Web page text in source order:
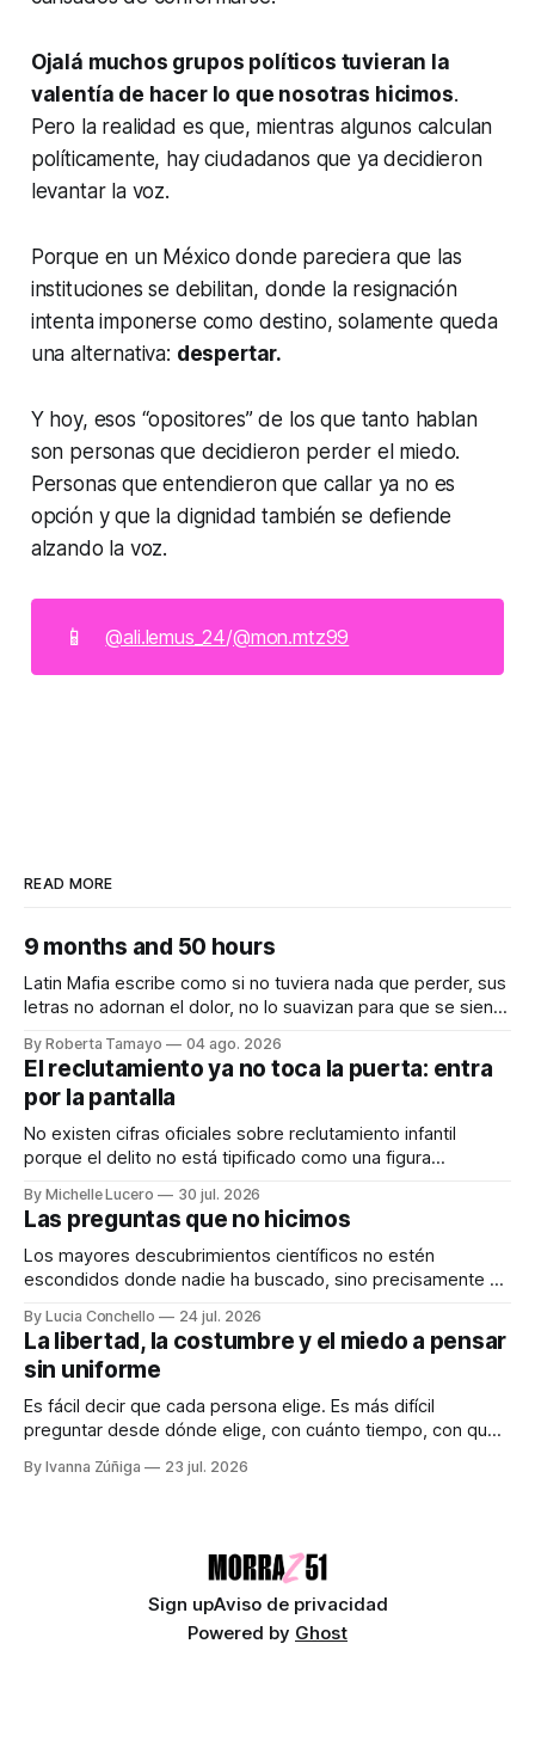
Ojalá muchos grupos políticos tuvieran la
valentía de hacer lo que nosotras hicimos.
Pero la realidad es que, mientras algunos calculan
políticamente, hay ciudadanos que ya decidieron
levantar la voz.
Porque en un México donde pareciera que las
instituciones se debilitan, donde la resignación
intenta imponerse como destino, solamente queda
una alternativa: despertar.
Y hoy, esos “opositores” de los que tanto hablan
son personas que decidieron perder el miedo.
Personas que entendieron que callar ya no es
opción y que la dignidad también se defiende
alzando la voz.
📱 @ali.lemus_24/@mon.mtz99
READ MORE
9 months and 50 hours
Latin Mafia escribe como si no tuviera nada que perder, sus
letras no adornan el dolor, no lo suavizan para que se sienta
Audiocolumna0:00/231.241× Hay proyectos que se
anuncian con meses de anticipación, con teasers
calculados, con campañas para crear expectativas
By Roberta Tamayo 04 ago. 2026
El reclutamiento ya no toca la puerta: entra
por la pantalla
No existen cifras oficiales sobre reclutamiento infantil
porque el delito no está tipificado como una figura
"hola". Así de simple, así de peligroso. Las recientes
desapariciones de adolescentes en Jalisco han vuelto a
encender una alerta que desde hace años
By Michelle Lucero 30 jul. 2026
Las preguntas que no hicimos
Los mayores descubrimientos científicos no estén
escondidos donde nadie ha buscado, sino precisamente en
explorados. Audiocolumna0:00/251.761× Lo femenino
como punto ciego en la ciencia La ciencia promete una
visión objetiva de la realidad. Creemos que avanza guiada
únicamente por la
By Lucia Conchello 24 jul. 2026
La libertad, la costumbre y el miedo a pensar
sin uniforme
Es fácil decir que cada persona elige. Es más difícil
preguntar desde dónde elige, con cuánto tiempo, con qué
Audiocolumna0:00/580.5121× "Free as a Bird" - The
By Ivanna Zúñiga 23 jul. 2026
Sign upAviso de privacidad
Powered by Ghost